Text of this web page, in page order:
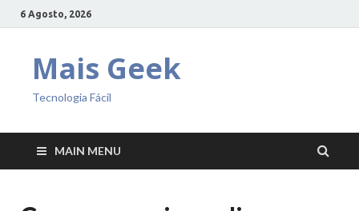
6 Agosto, 2026
Mais Geek
Tecnologia Fácil
MAIN MENU